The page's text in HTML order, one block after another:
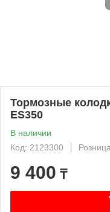
Тормозные
ES350
В наличии
Код: 2123300
Розница
9 400 ₸